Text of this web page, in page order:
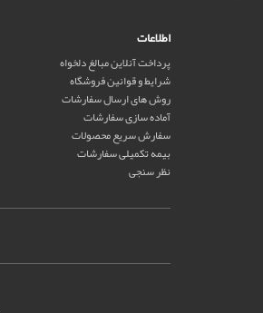
اطلاعات
پرداخت آنلاین مبالغ دلخواه
شرایط و قوانین فروشگاه
روش های ارسال سفارشات
آماده سازی سفارشات
سفارش سریع محصولات
بیمه تکمیلی سفارشات
نظر سنجی